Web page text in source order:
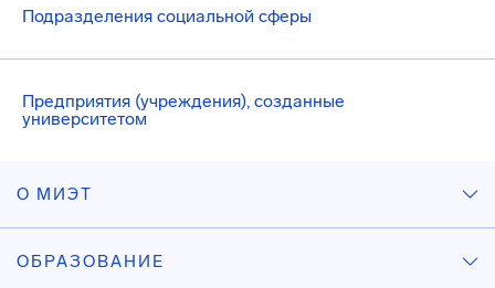
Подразделения социальной сферы
Предприятия (учреждения), созданные
университетом
О МИЭТ
ОБРАЗОВАНИЕ